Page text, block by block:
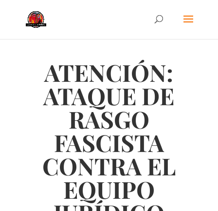
ATENCIÓN:
ATAQUE DE
RASGO
FASCISTA
CONTRA EL
EQUIPO